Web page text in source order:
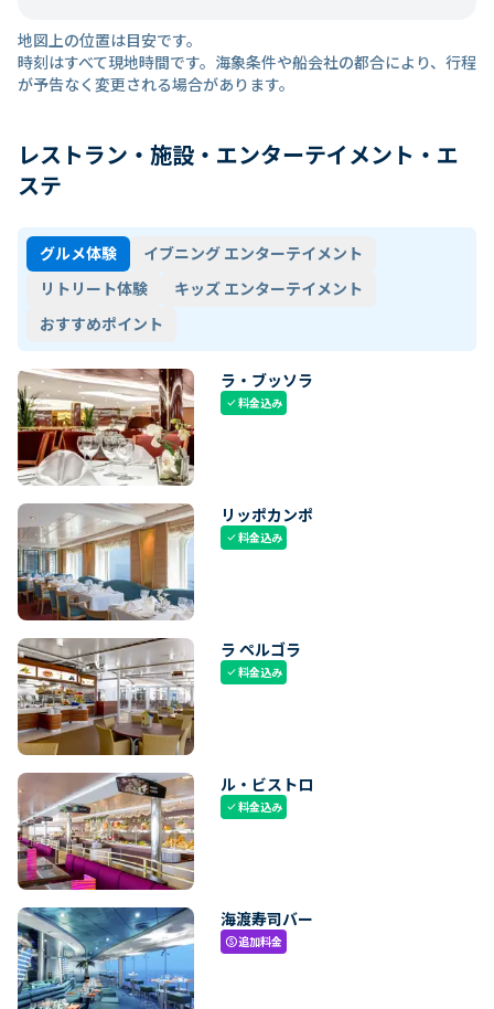
地図上の位置は目安です。
時刻はすべて現地時間です。海象条件や船会社の都合により、行程
が予告なく変更される場合があります。
レストラン・施設・エンターテイメント・エ
ステ
グルメ体験
イブニング エンターテイメント
リトリート体験
キッズ エンターテイメント
おすすめポイント
ラ・ブッソラ
check料金込み
リッポカンポ
check料金込み
ラ ペルゴラ
check料金込み
ル・ビストロ
check料金込み
海渡寿司バー
paid追加料金